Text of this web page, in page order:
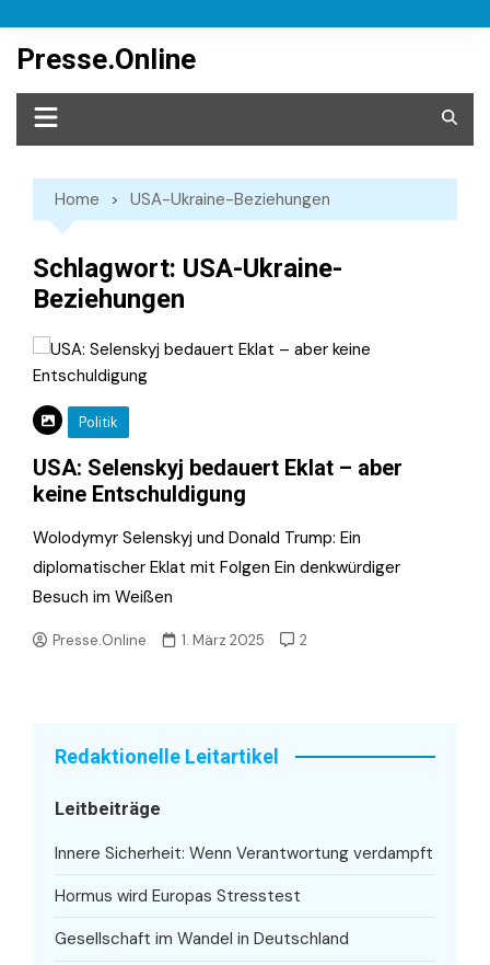
content
Presse.Online
Home USA-Ukraine-Beziehungen
Schlagwort: USA-Ukraine-
Beziehungen
Politik
USA: Selenskyj bedauert Eklat – aber
keine Entschuldigung
Wolodymyr Selenskyj und Donald Trump: Ein
diplomatischer Eklat mit Folgen Ein denkwürdiger
Besuch im Weißen
Presse.Online 1. März 2025 2
Redaktionelle Leitartikel
Leitbeiträge
Innere Sicherheit: Wenn Verantwortung verdampft
Hormus wird Europas Stresstest
Gesellschaft im Wandel in Deutschland